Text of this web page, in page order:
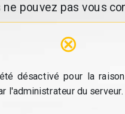
ne pouvez pas vous
⊗
désactivé pour la
l'administrateur du serveur.